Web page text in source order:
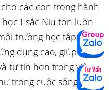
các con trong hành
I-sắc Niu-tơn luôn
trường học tập đa
dụng cao, giúp học
tự tin hơn trong việc
trong cuộc sống hàng